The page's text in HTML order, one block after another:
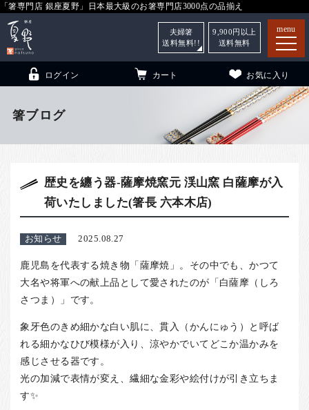
「箸専門店 銀座夏野」日本最大級のお箸専門店3000点の品揃え
menu
子供和食器（贈答用・自宅用）
銀座夏野・箸長について
こども和食器 小夏 について
ご利用ガイド
法人・飲食店のお客様
お問い合わせ
お知らせ
ログイン カート お気に入り
夫婦箸
送料無料!!
9,900 円以上
送料無料
箸ブログ
歴史を纏う器-薩摩焼窯元 渓山窯 白薩摩が入
荷いたしました(箸長 六本木店)
お知らせ 2025.08.27
鹿児島を代表する焼き物「薩摩焼」。その中でも、かつて
大名や将軍への献上品として愛されたのが「白薩摩（しろ
さつま）」です。
象牙色のきめ細かな白い肌に、貫入（かんにゅう）と呼ば
れる細かなひび模様が入り、涼やかでいてどこか温かみを
感じさせる器です。
光の加減で表情が変え、繊細な金彩や絵付けが引き立ちま
す✨